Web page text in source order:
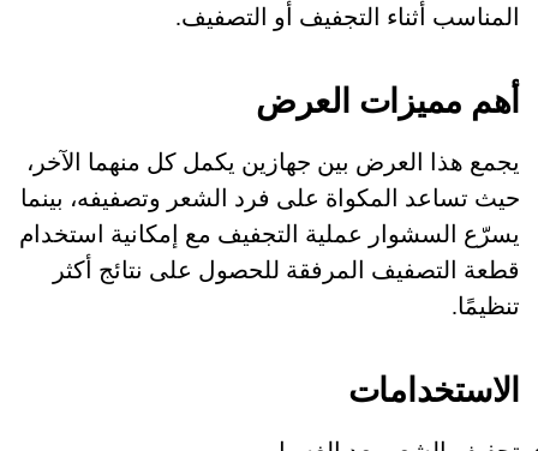
المناسب أثناء التجفيف أو التصفيف.
أهم مميزات العرض
يجمع هذا العرض بين جهازين يكمل كل منهما الآخر،
حيث تساعد المكواة على فرد الشعر وتصفيفه، بينما
يسرّع السشوار عملية التجفيف مع إمكانية استخدام
قطعة التصفيف المرفقة للحصول على نتائج أكثر
تنظيمًا.
الاستخدامات